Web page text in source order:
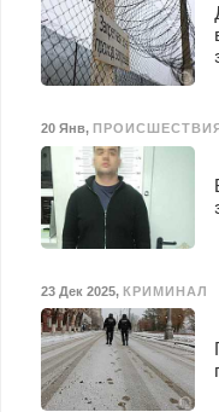
20 Янв,
23 Дек 2025, КРИМИНАЛ